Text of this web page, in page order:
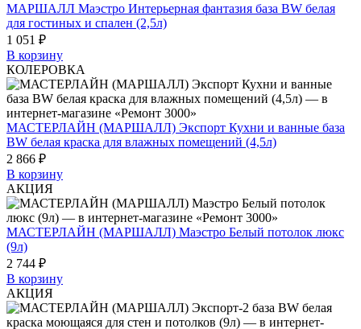
МАРШАЛЛ Маэстро Интерьерная фантазия база BW белая
для гостиных и спален (2,5л)
1 051 ₽
В корзину
КОЛЕРОВКА
МАСТЕРЛАЙН (МАРШАЛЛ) Экспорт Кухни и ванные база
BW белая краска для влажных помещений (4,5л)
2 866 ₽
В корзину
АКЦИЯ
МАСТЕРЛАЙН (МАРШАЛЛ) Маэстро Белый потолок люкс
(9л)
2 744 ₽
В корзину
АКЦИЯ